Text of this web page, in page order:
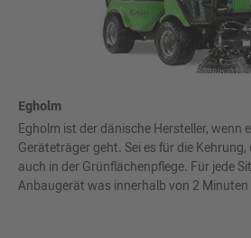
Egholm
Egholm ist der dänische Hersteller, wenn
Geräteträger geht. Sei es für die
auch in der Grünflächenpflege. Für jede
Anbaugerät was innerhalb von 2